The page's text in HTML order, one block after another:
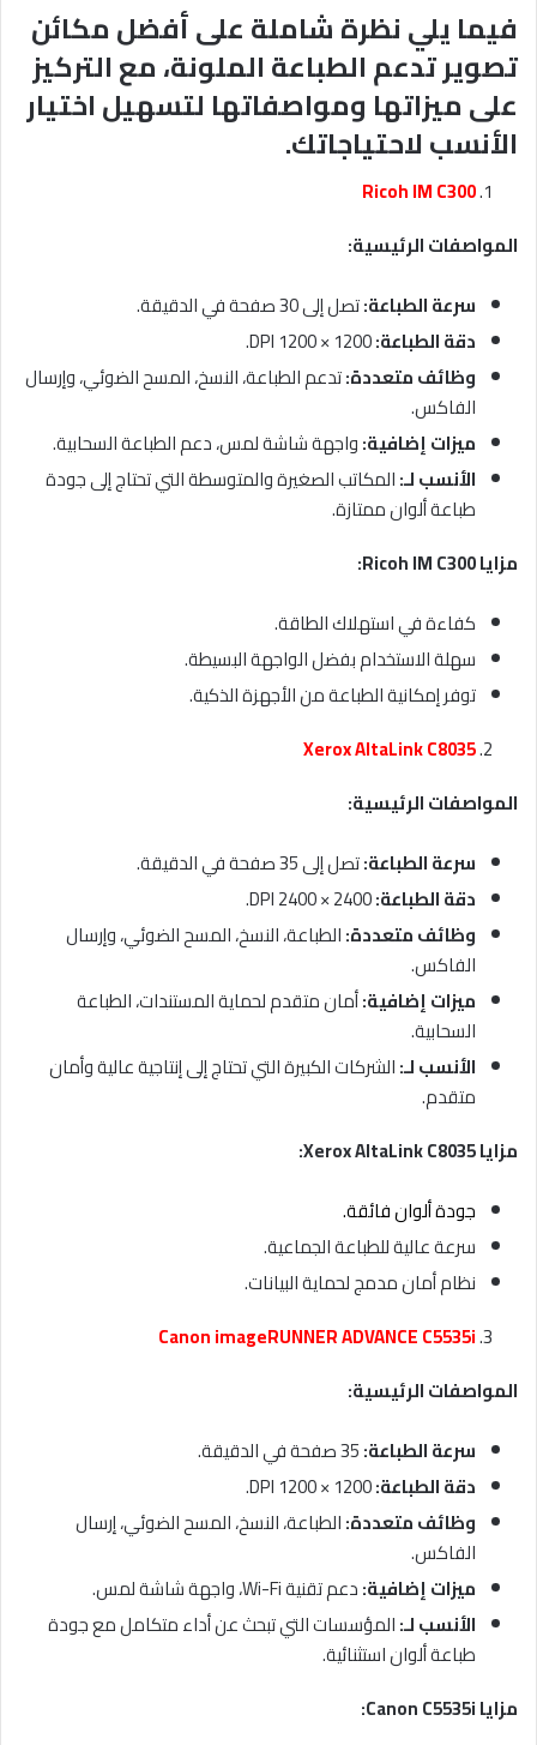
فيما يلي نظرة شاملة على أفضل مكائن
تصوير تدعم الطباعة الملونة، مع التركيز
على ميزاتها ومواصفاتها لتسهيل اختيار
الأنسب لاحتياجاتك.
Ricoh IM C300
المواصفات الرئيسية:
سرعة الطباعة:تصل إلى 30 صفحة في الدقيقة.
دقة الطباعة:
وظائف متعددة:تدعم الطباعة، النسخ، المسح الضوئي، وإرسال
الفاكس.
ميزات إضافية:واجهة شاشة لمس، دعم الطباعة السحابية.
الأنسب لـ:المكاتب الصغيرة والمتوسطة التي تحتاج إلى جودة
طباعة ألوان ممتازة.
مزايا
كفاءة في استهلاك الطاقة.
سهلة الاستخدام بفضل الواجهة البسيطة.
توفر إمكانية الطباعة من الأجهزة الذكية.
Xerox AltaLink C8035
المواصفات الرئيسية:
سرعة الطباعة:تصل إلى 35 صفحة في الدقيقة.
دقة الطباعة:
وظائف متعددة:الطباعة، النسخ، المسح الضوئي، وإرسال
الفاكس.
ميزات إضافية:أمان متقدم لحماية المستندات، الطباعة
السحابية.
الأنسب لـ:الشركات الكبيرة التي تحتاج إلى إنتاجية عالية وأمان
متقدم.
مزايا
جودة ألوان فائقة.
سرعة عالية للطباعة الجماعية.
نظام أمان مدمج لحماية البيانات.
Canon imageRUNNER ADVANCE C5535i
المواصفات الرئيسية:
سرعة الطباعة:
دقة الطباعة:
وظائف متعددة:الطباعة، النسخ، المسح الضوئي، إرسال
الفاكس.
ميزات إضافية:دعم تقنية Wi-Fi، واجهة شاشة لمس.
الأنسب لـ:المؤسسات التي تبحث عن أداء متكامل مع جودة
طباعة ألوان استثنائية.
مزايا